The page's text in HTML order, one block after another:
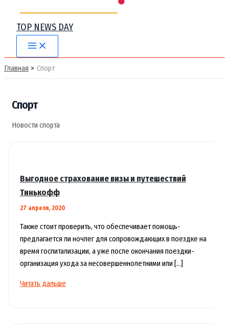
TOP NEWS DAY
Main
Menu
Главная Спорт
Спорт
Новости спорта
Выгодное страхование визы и путешествий
Тинькофф
27 апреля, 2020
Также стоит проверить, что обеспечивает помощь-
предлагается ли ночлег для сопровождающих в поездке на
время госпитализации, а уже после окончания поездки-
организация ухода за несовершеннолетними или […]
Выгодное
Читать дальше